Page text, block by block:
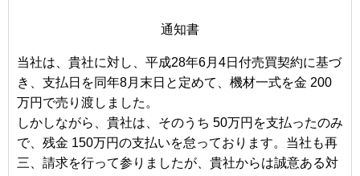
通知書
当社は、貴社に対し、平成28年6月4日付売買契約に基づ
き、支払日を同年8月末日と定めて、機材一式を金 200
万円で売り渡しました。
しかしながら、貴社は、そのうち 50万円を支払ったのみ
で、残金 150万円の支払いを怠っております。当社も再
三、請求を行って参りましたが、貴社からは誠意ある対